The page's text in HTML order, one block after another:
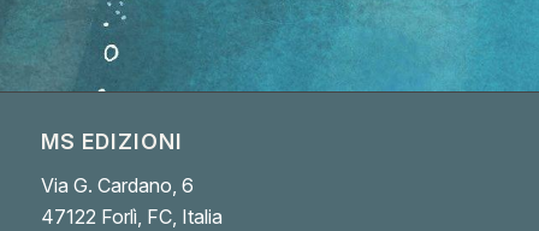
MS EDIZIONI
Via G. Cardano, 6
47122 Forlì, FC, Italia